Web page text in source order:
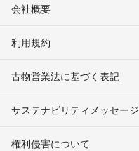
会社概要
利用規約
古物営業法に基づく表記
サステナビリティメッセージ
権利侵害について